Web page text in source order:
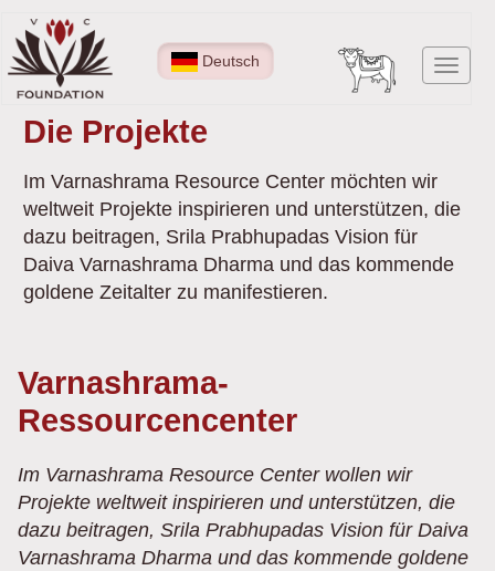
Direkt
zum
Inhalt
Deutsch
Die Projekte
Im Varnashrama Resource Center möchten wir
weltweit Projekte inspirieren und unterstützen, die
dazu beitragen, Srila Prabhupadas Vision für
Daiva Varnashrama Dharma und das kommende
goldene Zeitalter zu manifestieren.
Varnashrama-
Ressourcencenter
Im Varnashrama Resource Center wollen wir
Projekte weltweit inspirieren und unterstützen, die
dazu beitragen, Srila Prabhupadas Vision für Daiva
Varnashrama Dharma und das kommende goldene